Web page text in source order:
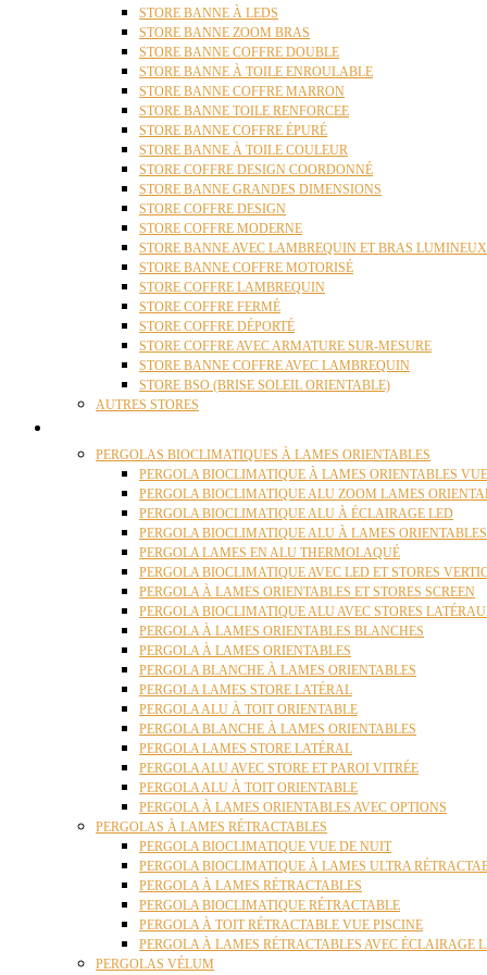
STORE BANNE À LEDS
STORE BANNE ZOOM BRAS
STORE BANNE COFFRE DOUBLE
STORE BANNE À TOILE ENROULABLE
STORE BANNE COFFRE MARRON
STORE BANNE TOILE RENFORCEE
STORE BANNE COFFRE ÉPURÉ
STORE BANNE À TOILE COULEUR
STORE COFFRE DESIGN COORDONNÉ
STORE BANNE GRANDES DIMENSIONS
STORE COFFRE DESIGN
STORE COFFRE MODERNE
STORE BANNE AVEC LAMBREQUIN ET BRAS LUMINEUX
STORE BANNE COFFRE MOTORISÉ
STORE COFFRE LAMBREQUIN
STORE COFFRE FERMÉ
STORE COFFRE DÉPORTÉ
STORE COFFRE AVEC ARMATURE SUR-MESURE
STORE BANNE COFFRE AVEC LAMBREQUIN
STORE BSO (BRISE SOLEIL ORIENTABLE)
AUTRES STORES
PERGOLAS BIOCLIMATIQUES À LAMES ORIENTABLES
PERGOLA BIOCLIMATIQUE À LAMES ORIENTABLES
PERGOLA BIOCLIMATIQUE ALU ZOOM LAMES
PERGOLA BIOCLIMATIQUE ALU À ÉCLAIRAGE LED
PERGOLA BIOCLIMATIQUE ALU À LAMES
PERGOLA LAMES EN ALU THERMOLAQUÉ
PERGOLA BIOCLIMATIQUE AVEC LED ET STORES
PERGOLA À LAMES ORIENTABLES ET STORES SCREEN
PERGOLA BIOCLIMATIQUE ALU AVEC STORES
PERGOLA À LAMES ORIENTABLES BLANCHES
PERGOLA À LAMES ORIENTABLES
PERGOLA BLANCHE À LAMES ORIENTABLES
PERGOLA LAMES STORE LATÉRAL
PERGOLA ALU À TOIT ORIENTABLE
PERGOLA BLANCHE À LAMES ORIENTABLES
PERGOLA LAMES STORE LATÉRAL
PERGOLA ALU AVEC STORE ET PAROI VITRÉE
PERGOLA ALU À TOIT ORIENTABLE
PERGOLA À LAMES ORIENTABLES AVEC OPTIONS
PERGOLAS À LAMES RÉTRACTABLES
PERGOLA BIOCLIMATIQUE VUE DE NUIT
PERGOLA BIOCLIMATIQUE À LAMES ULTRA
PERGOLA À LAMES RÉTRACTABLES
PERGOLA BIOCLIMATIQUE RÉTRACTABLE
PERGOLA À TOIT RÉTRACTABLE VUE PISCINE
PERGOLA À LAMES RÉTRACTABLES AVEC ÉCLAIRAGE
PERGOLAS VÉLUM